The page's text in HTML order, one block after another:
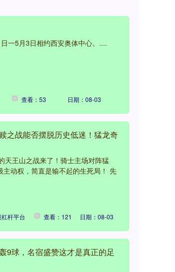
一5月3日相约西安奥体中心。....
查看：53 日期：08-03
之战能否摆脱历史低迷！猛龙奇
天王山之战来了！骑士主场对阵猛
动权，简直是输不起的生死局！ 先
杆平台 查看：121 日期：08-03
9球，名宿盛赞这才是真正的足